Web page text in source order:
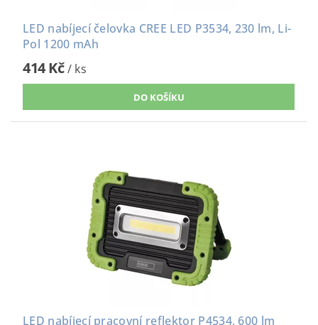
LED nabíjecí čelovka CREE LED P3534, 230 lm, Li-
Pol 1200 mAh
414 Kč/ ks
LED nabíjecí pracovní reflektor P4534, 600 lm